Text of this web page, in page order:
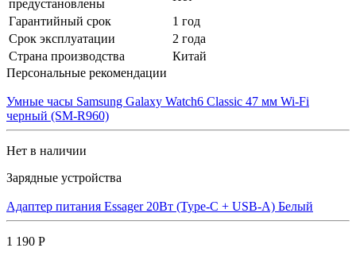
предустановлены
Гарантийный срок
1 год
Срок эксплуатации
2 года
Страна производства
Китай
Персональные рекомендации
Умные часы Samsung Galaxy Watch6 Classic 47 мм Wi-Fi
черный (SM-R960)
Нет в наличии
Зарядные устройства
Адаптер питания Essager 20Вт (Type-C + USB-A) Белый
1 190 Р